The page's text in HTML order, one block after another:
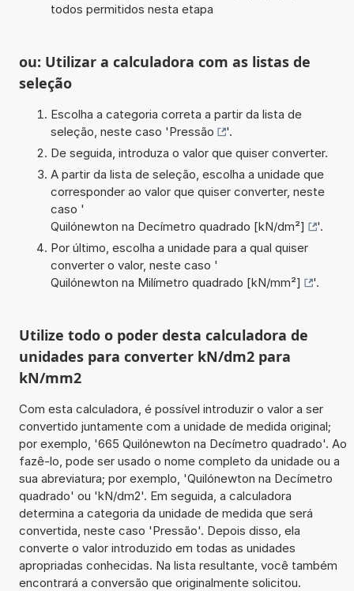
todos permitidos nesta etapa
ou: Utilizar a calculadora com as listas de
seleção
Escolha a categoria correta a partir da lista de
seleção, neste caso 'Pressão
'.
De seguida, introduza o valor que quiser converter.
A partir da lista de seleção, escolha a unidade que
corresponder ao valor que quiser converter, neste
caso '
Quilónewton na Decímetro quadrado [kN/dm²]
'.
Por último, escolha a unidade para a qual quiser
converter o valor, neste caso '
Quilónewton na Milímetro quadrado [kN/mm²]
'.
Utilize todo o poder desta calculadora de
unidades para converter kN/dm2 para
kN/mm2
Com esta calculadora, é possível introduzir o valor a ser
convertido juntamente com a unidade de medida original;
por exemplo, '665 Quilónewton na Decímetro quadrado'. Ao
fazê-lo, pode ser usado o nome completo da unidade ou a
sua abreviatura; por exemplo, 'Quilónewton na Decímetro
quadrado' ou 'kN/dm2'. Em seguida, a calculadora
determina a categoria da unidade de medida que será
convertida, neste caso 'Pressão'. Depois disso, ela
converte o valor introduzido em todas as unidades
apropriadas conhecidas. Na lista resultante, você também
encontrará a conversão que originalmente solicitou.